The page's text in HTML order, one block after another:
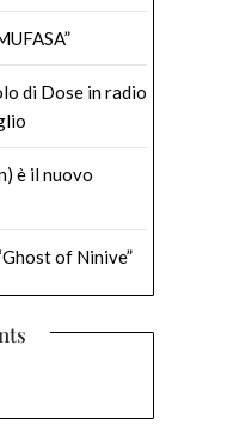
di Dose in radio
è il nuovo
of Ninive”